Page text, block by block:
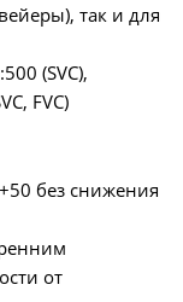
так и для
(SVC),
FVC)
без снижения
от